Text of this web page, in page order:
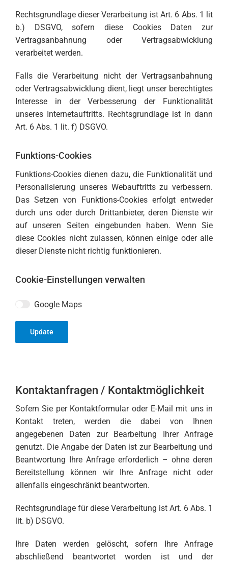
Rechtsgrundlage dieser Verarbeitung ist Art. 6 Abs. 1 lit
b.) DSGVO, sofern diese Cookies Daten zur
Vertragsanbahnung oder Vertragsabwicklung
verarbeitet werden.
Falls die Verarbeitung nicht der Vertragsanbahnung
oder Vertragsabwicklung dient, liegt unser berechtigtes
Interesse in der Verbesserung der Funktionalität
unseres Internetauftritts. Rechtsgrundlage ist in dann
Art. 6 Abs. 1 lit. f) DSGVO.
Funktions-Cookies
Funktions-Cookies dienen dazu, die Funktionalität und
Personalisierung unseres Webauftritts zu verbessern.
Das Setzen von Funktions-Cookies erfolgt entweder
durch uns oder durch Drittanbieter, deren Dienste wir
auf unseren Seiten eingebunden haben. Wenn Sie
diese Cookies nicht zulassen, können einige oder alle
dieser Dienste nicht richtig funktionieren.
Cookie-Einstellungen verwalten
Google Maps
Update
Kontaktanfragen / Kontaktmöglichkeit
Sofern Sie per Kontaktformular oder E-Mail mit uns in
Kontakt treten, werden die dabei von Ihnen
angegebenen Daten zur Bearbeitung Ihrer Anfrage
genutzt. Die Angabe der Daten ist zur Bearbeitung und
Beantwortung Ihre Anfrage erforderlich – ohne deren
Bereitstellung können wir Ihre Anfrage nicht oder
allenfalls eingeschränkt beantworten.
Rechtsgrundlage für diese Verarbeitung ist Art. 6 Abs. 1
lit. b) DSGVO.
Ihre Daten werden gelöscht, sofern Ihre Anfrage
abschließend beantwortet worden ist und der